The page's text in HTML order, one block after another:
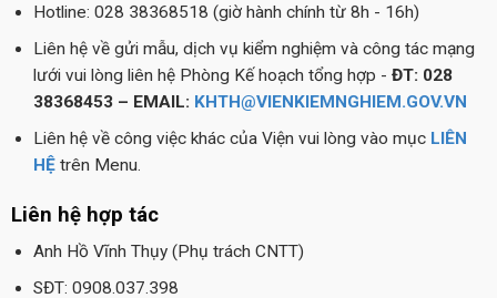
Hotline: 028 38368518 (giờ hành chính từ 8h - 16h)
Liên hệ về gửi mẫu, dịch vụ kiểm nghiệm và công tác mạng
lưới vui lòng liên hệ Phòng Kế hoạch tổng hợp - ĐT: 028
38368453 – EMAIL: KHTH@VIENKIEMNGHIEM.GOV.VN
Liên hệ về công việc khác của Viện vui lòng vào mục LIÊN
HỆtrên Menu.
Liên hệ hợp tác
Anh Hồ Vĩnh Thụy (Phụ trách CNTT)
SĐT: 0908.037.398